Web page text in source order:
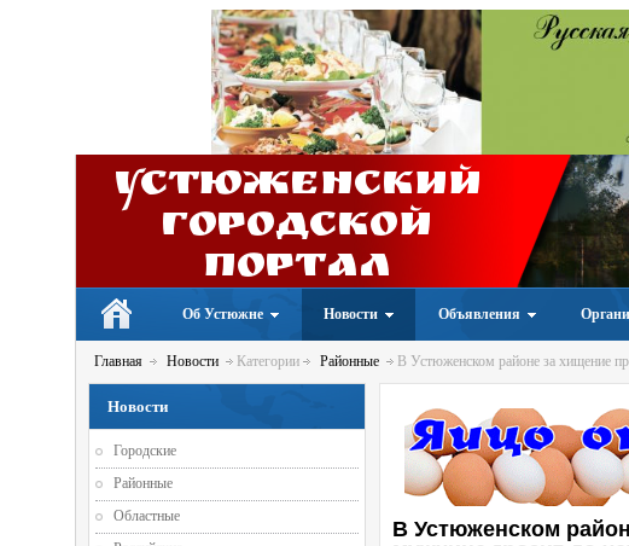
Устюженский
Городской
портал
Об Устюжне Новости Объявления
Главная Новости Категории Районные В Устюженском районе за хищение
В Устюженском
Новости
Городские
Районные
Областные